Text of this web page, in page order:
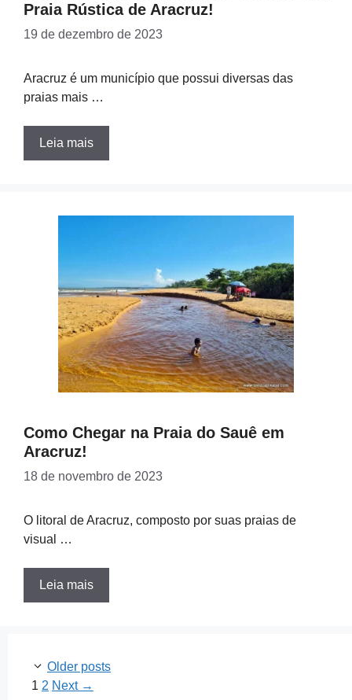
Praia Rústica de Aracruz!
19 de dezembro de 2023
Aracruz é um município que possui diversas das
praias mais …
Leia mais
Como Chegar na Praia do Sauê em
Aracruz!
18 de novembro de 2023
O litoral de Aracruz, composto por suas praias de
visual …
Leia mais
Older posts
Page
1 Page
2 Next →